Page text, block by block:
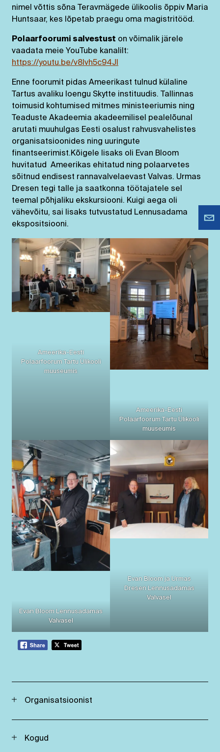
nimel võttis sõna Teravmägede ülikoolis õppiv Maria
Huntsaar, kes lõpetab praegu oma magistritööd.
Polaarfoorumi salvestust on võimalik järele
vaadata meie YouTube kanalilt:
https://youtu.be/v8lvh5c94JI
Enne foorumit pidas Ameerikast tulnud külaline
Tartus avaliku loengu Skytte instituudis. Tallinnas
toimusid kohtumised mitmes ministeeriumis ning
Teaduste Akadeemia akadeemilisel pealelõunal
arutati muuhulgas Eesti osalust rahvusvahelistes
organisatsioonides ning uuringute
finantseerimist.Kõigele lisaks oli Evan Bloom
huvitatud Ameerikas ehitatud ning polaarvetes
sõitnud endisest rannavalvelaevast Valvas. Urmas
Dresen tegi talle ja saatkonna töötajatele sel
teemal põhjaliku ekskursiooni. Kuigi aega oli
vähevõitu, sai lisaks tutvustatud Lennusadama
ekspositsiooni.
Ameerika-Eesti
Polaarfoorum Tartu Ülikooli
muuseumis
Ameerika-Eesti
Polaarfoorum Tartu Ülikooli
muuseumis
Evan Bloom Lennusadamas
Valvasel
Evan Bloom ja Urmas
Dresen Lennusadamas
Valvasel
Organisatsioonist
Kogud